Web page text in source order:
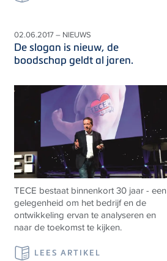
02.06.2017 – NIEUWS
De slogan is nieuw, de
boodschap geldt al jaren.
TECE bestaat binnenkort 30 jaar - een
gelegenheid om het bedrijf en de
ontwikkeling ervan te analyseren en
naar de toekomst te kijken.
LEES ARTIKEL